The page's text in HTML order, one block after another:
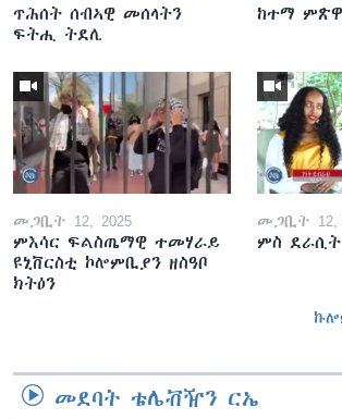
ጥሕሰት ሰብኣዊ መሰላትን
ፍትሒ ትደሊ
ከተማ
መጋቢት 12, 2025
ምእሳር ፍልስጤማዊ ተመሃራይ
ዩኒቨርስቲ ኮሎምቢያን ዘስዓቦ
ክትዕን
መጋቢት 12,
ምስ ደራሲት
መደባት ቴሌቭዥን ርኤ